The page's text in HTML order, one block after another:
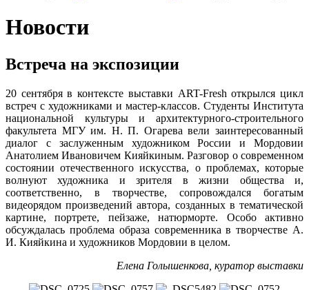
Новости
Встреча на экспозиции
20 сентября в контексте выставки ART-Fresh открылся цикл
встреч с художниками и мастер-классов. Студенты Института
национальной культуры и архитектурного-строительного
факультета МГУ им. Н. П. Огарева вели заинтересованный
диалог с заслуженным художником России и Мордовии
Анатолием Ивановичем Кияйкиным. Разговор о современном
состоянии отечественного искусства, о проблемах, которые
волнуют художника и зрителя в жизни общества и,
соответственно, в творчестве, сопровождался богатым
видеорядом произведений автора, созданных в тематической
картине, портрете, пейзаже, натюрморте. Особо активно
обсуждалась проблема образа современника в творчестве А.
И. Кияйкина и художников Мордовии в целом.
Елена Голышенкова, куратор выставки